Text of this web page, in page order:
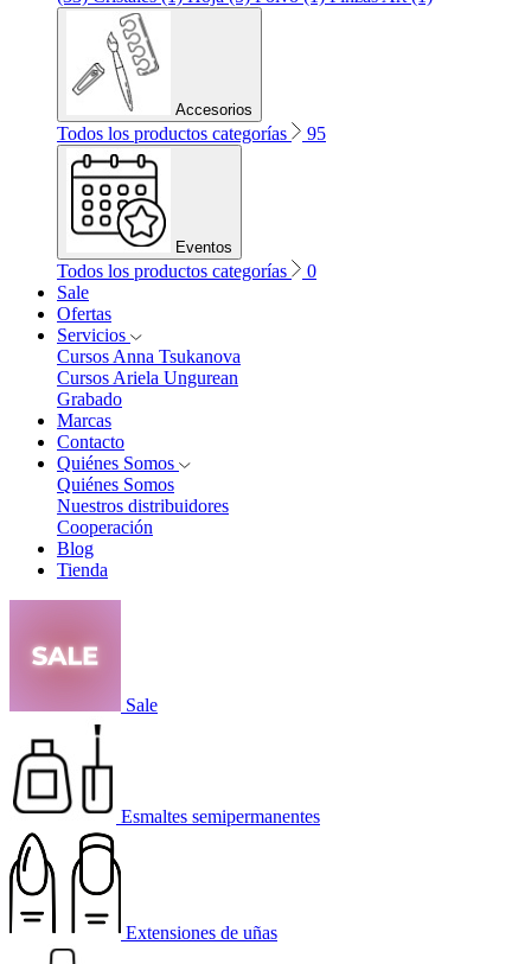
Accesorios
Todos los productos categorías 95
Eventos
Todos los productos categorías
0
Sale
Ofertas
Servicios
Cursos Anna Tsukanova
Cursos Ariela Ungurean
Grabado
Marcas
Contacto
Quiénes Somos
Quiénes Somos
Nuestros distribuidores
Cooperación
Blog
Tienda
Sale
Esmaltes semipermanentes
Extensiones de uñas